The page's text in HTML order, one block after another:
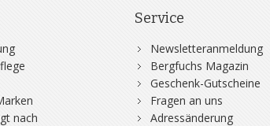
nach
Service
Newsletteranmeldung
Bergfuchs Magazin
Geschenk-Gutscheine
Fragen an uns
Adressänderung